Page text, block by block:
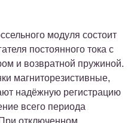
модуля состоит
постоянного тока с
и возвратной пружиной.
магниторезистивные,
надёжную регистрацию
всего периода